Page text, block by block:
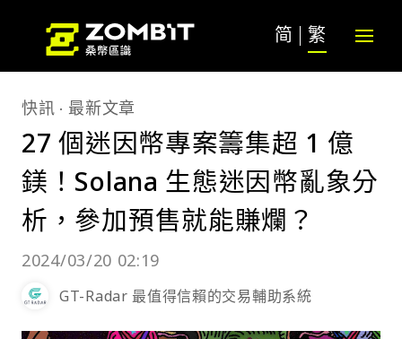
简 繁
快訊 最新文章
27 個迷因幣專案籌集超 1 億
鎂！Solana 生態迷因幣亂象分
析，參加預售就能賺爛？
2024/03/20 02:19
GT-Radar 最值得信賴的交易輔助系統